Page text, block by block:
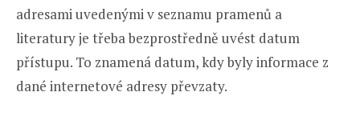
adresami uvedenými v seznamu pramenů a
literatury je třeba bezprostředně uvést datum
přístupu. To znamená datum, kdy byly informace z
dané internetové adresy převzaty.